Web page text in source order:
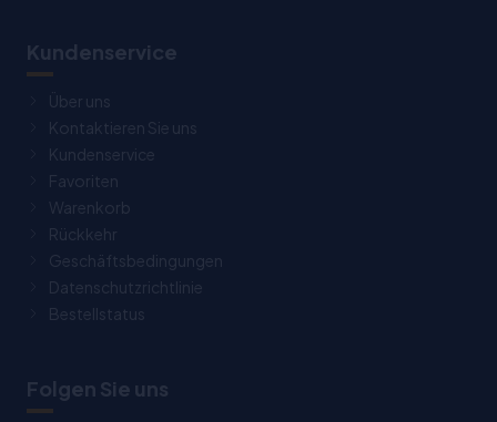
Kundenservice
Über uns
Kontaktieren Sie uns
Kundenservice
Favoriten
Warenkorb
Rückkehr
Geschäftsbedingungen
Datenschutzrichtlinie
Bestellstatus
Folgen Sie uns